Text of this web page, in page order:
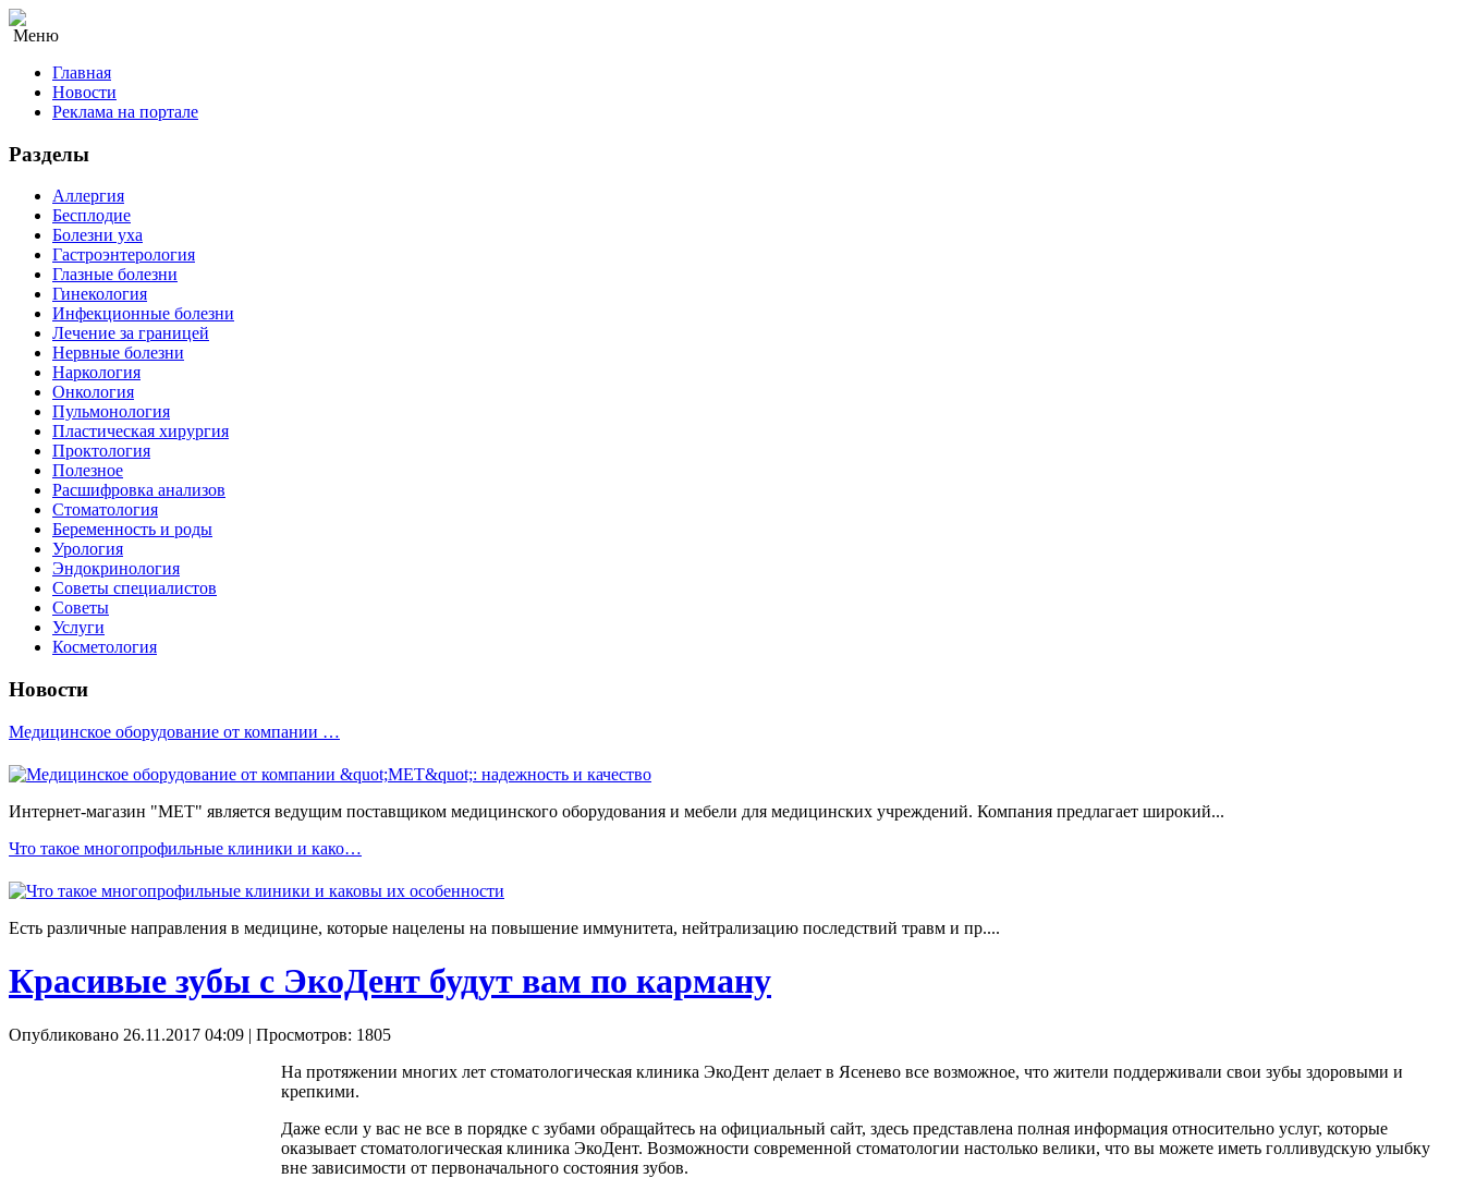
Меню
Главная
Новости
Реклама на портале
Разделы
Аллергия
Бесплодие
Болезни уха
Гастроэнтерология
Глазные болезни
Гинекология
Инфекционные болезни
Лечение за границей
Нервные болезни
Наркология
Онкология
Пульмонология
Пластическая хирургия
Проктология
Полезное
Расшифровка анализов
Стоматология
Беременность и роды
Урология
Эндокринология
Советы специалистов
Советы
Услуги
Косметология
Новости
Медицинское оборудование от компании …
Интернет-магазин "МЕТ" является ведущим поставщиком медицинского оборудования и мебели для медицинских учреждений. Компания предлагает широкий...
Что такое многопрофильные клиники и како…
Есть различные направления в медицине, которые нацелены на повышение иммунитета, нейтрализацию последствий травм и пр....
Красивые зубы с ЭкоДент будут вам по карману
Опубликовано 26.11.2017 04:09 | Просмотров: 1805
На протяжении многих лет стоматологическая клиника ЭкоДент делает в Ясенево все возможное, что жители поддерживали свои зубы здоровыми и
крепкими.
Даже если у вас не все в порядке с зубами обращайтесь на официальный сайт, здесь представлена полная информация относительно услуг, которые
оказывает стоматологическая клиника ЭкоДент. Возможности современной стоматологии настолько велики, что вы можете иметь голливудскую улыбку
вне зависимости от первоначального состояния зубов.